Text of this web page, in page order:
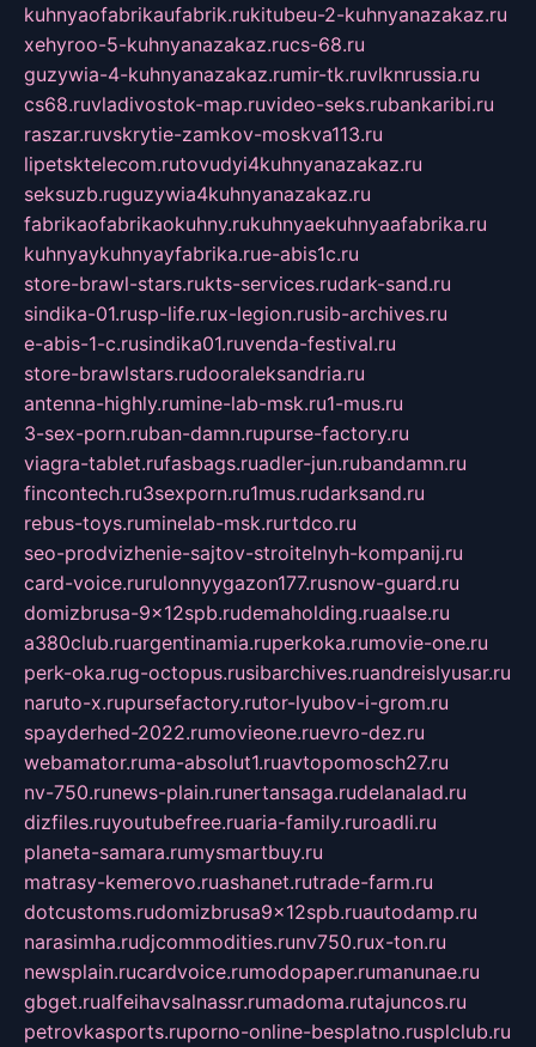
kuhnyaofabrikaufabrik.rukitubeu-2-kuhnyanazakaz.ru
xehyroo-5-kuhnyanazakaz.rucs-68.ru
guzywia-4-kuhnyanazakaz.rumir-tk.ruvlknrussia.ru
cs68.ruvladivostok-map.ruvideo-seks.rubankaribi.ru
raszar.ruvskrytie-zamkov-moskva113.ru
lipetsktelecom.rutovudyi4kuhnyanazakaz.ru
seksuzb.ruguzywia4kuhnyanazakaz.ru
fabrikaofabrikaokuhny.rukuhnyaekuhnyaafabrika.ru
kuhnyaykuhnyayfabrika.rue-abis1c.ru
store-brawl-stars.rukts-services.rudark-sand.ru
sindika-01.rusp-life.rux-legion.rusib-archives.ru
e-abis-1-c.rusindika01.ruvenda-festival.ru
store-brawlstars.rudooraleksandria.ru
antenna-highly.rumine-lab-msk.ru1-mus.ru
3-sex-porn.ruban-damn.rupurse-factory.ru
viagra-tablet.rufasbags.ruadler-jun.rubandamn.ru
fincontech.ru3sexporn.ru1mus.rudarksand.ru
rebus-toys.ruminelab-msk.rurtdco.ru
seo-prodvizhenie-sajtov-stroitelnyh-kompanij.ru
card-voice.rurulonnyygazon177.rusnow-guard.ru
domizbrusa-9x12spb.rudemaholding.ruaalse.ru
a380club.ruargentinamia.ruperkoka.rumovie-one.ru
perk-oka.rug-octopus.rusibarchives.ruandreislyusar.ru
naruto-x.rupursefactory.rutor-lyubov-i-grom.ru
spayderhed-2022.rumovieone.ruevro-dez.ru
webamator.ruma-absolut1.ruavtopomosch27.ru
nv-750.runews-plain.runertansaga.rudelanalad.ru
dizfiles.ruyoutubefree.ruaria-family.ruroadli.ru
planeta-samara.rumysmartbuy.ru
matrasy-kemerovo.ruashanet.rutrade-farm.ru
dotcustoms.rudomizbrusa9x12spb.ruautodamp.ru
narasimha.rudjcommodities.runv750.rux-ton.ru
newsplain.rucardvoice.rumodopaper.rumanunae.ru
gbget.rualfeihavsalnassr.rumadoma.rutajuncos.ru
petrovkasports.ruporno-online-besplatno.rusplclub.ru